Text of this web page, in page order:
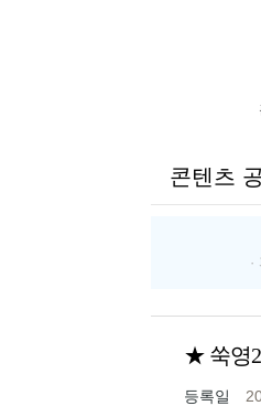
콘텐츠
·
★ 쑥영2
등록일